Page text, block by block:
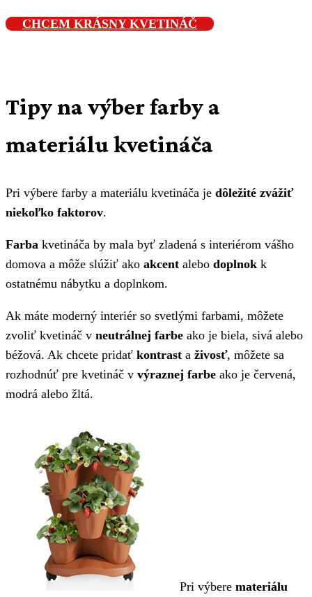
CHCEM KRÁSNY KVETINÁČ
Tipy na výber farby a
materiálu kvetináča
Pri výbere farby a materiálu kvetináča je dôležité zvážiť
niekoľko faktorov.
Farba kvetináča by mala byť zladená s interiérom vášho
domova a môže slúžiť ako akcent alebo doplnok k
ostatnému nábytku a doplnkom.
Ak máte moderný interiér so svetlými farbami, môžete
zvoliť kvetináč v neutrálnej farbe ako je biela, sivá alebo
béžová. Ak chcete pridať kontrast a živosť, môžete sa
rozhodnúť pre kvetináč v výraznej farbe ako je červená,
modrá alebo žltá.
Pri výbere materiálu